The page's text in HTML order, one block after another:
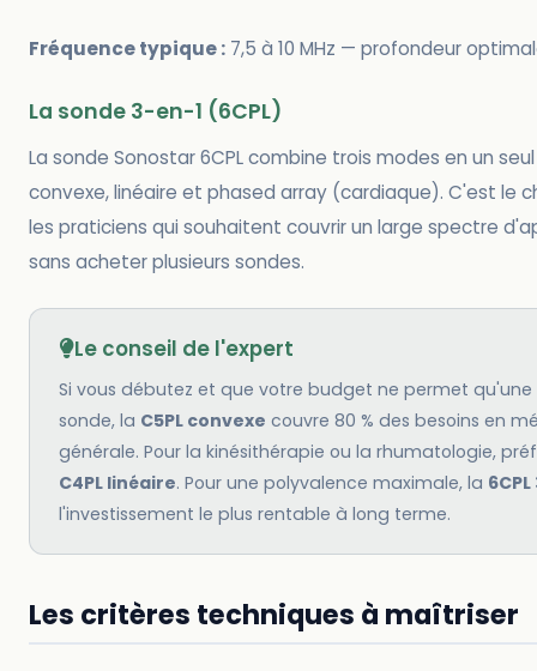
Fréquence typique : 7,5 à 10 MHz — profondeur
La sonde 3-en-1 (6CPL)
La sonde Sonostar 6CPL combine trois modes en un
convexe, linéaire et phased array (cardiaque). C'est le
les praticiens qui souhaitent couvrir un large spectre
sans acheter plusieurs sondes.
Le conseil de l'expert
Si vous débutez et que votre budget ne permet qu'une
sonde, la C5PL convexe couvre 80 % des besoins en
générale. Pour la kinésithérapie ou la rhumatologie,
C4PL linéaire. Pour une polyvalence maximale, la
l'investissement le plus rentable à long terme.
Les critères techniques à maîtriser